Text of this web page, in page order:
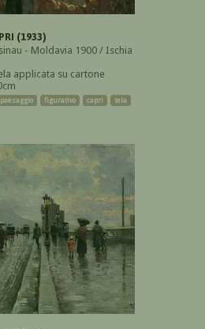
(1933)
- Moldavia 1900 / Ischia
applicata su cartone
paesaggio figurativo capri
tela